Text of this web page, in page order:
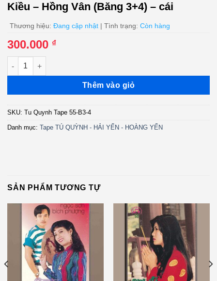
Kiều – Hồng Vân (Băng 3+4) – cái
Thương hiệu: Đang cập nhật | Tình trạng: Còn hàng
300.000 ₫
Tú Quỳnh Tape 55 - Trường Ca Thúy Kiều - Hồng Vân (Băng
Thêm vào giỏ
SKU: Tu Quynh Tape 55-B3-4
Danh mục: Tape TÚ QUỲNH - HẢI YẾN - HOÀNG YẾN
SẢN PHẨM TƯƠNG TỰ